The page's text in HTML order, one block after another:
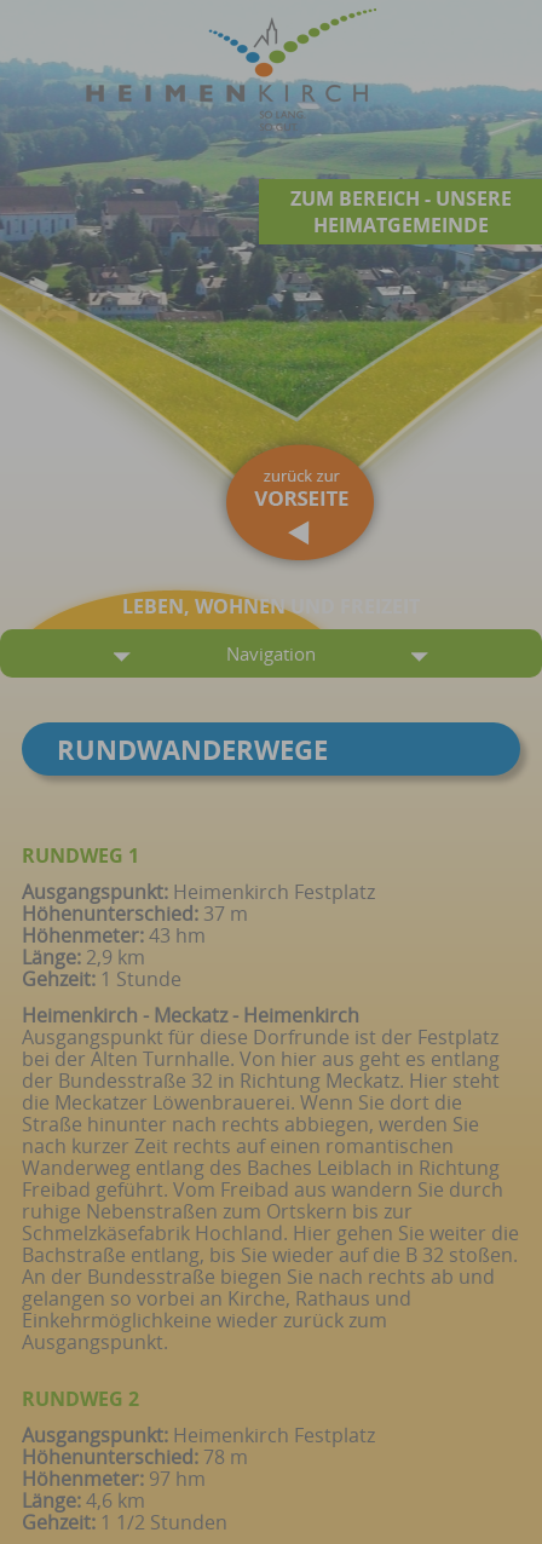
ZUM BEREICH - UNSERE
HEIMATGEMEINDE
LEBEN, WOHNEN UND FREIZEIT
Navigation
RUNDWANDERWEGE
RUNDWEG 1
Ausgangspunkt: Heimenkirch Festplatz
Höhenunterschied: 37 m
Höhenmeter:43 hm
Länge: 2,9 km
Gehzeit: 1 Stunde
Heimenkirch - Meckatz - Heimenkirch
Ausgangspunkt für diese Dorfrunde ist der Festplatz
bei der Alten Turnhalle. Von hier aus geht es entlang
der Bundesstraße 32 in Richtung Meckatz. Hier steht
die Meckatzer Löwenbrauerei. Wenn Sie dort die
Straße hinunter nach rechts abbiegen, werden Sie
nach kurzer Zeit rechts auf einen romantischen
Wanderweg entlang des Baches Leiblach in Richtung
Freibad geführt. Vom Freibad aus wandern Sie durch
ruhige Nebenstraßen zum Ortskern bis zur
Schmelzkäsefabrik Hochland. Hier gehen Sie weiter die
Bachstraße entlang, bis Sie wieder auf die B 32 stoßen.
An der Bundesstraße biegen Sie nach rechts ab und
gelangen so vorbei an Kirche, Rathaus und
Einkehrmöglichkeine wieder zurück zum
Ausgangspunkt.
RUNDWEG 2
Ausgangspunkt: Heimenkirch Festplatz
Höhenunterschied: 78 m
Höhenmeter: 97 hm
Länge:4,6 km
Gehzeit: 1 1/2 Stunden